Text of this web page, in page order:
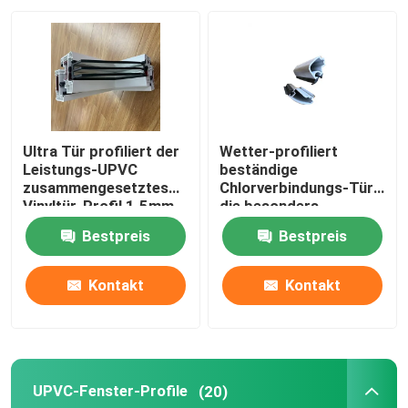
Über uns
Fabrik-Ausflug
Qualitätskontrolle
Treten Sie mit uns in Verbindung
Fordern Sie ein Zitat
UPVC-Fenster-Profile
Ultra Tür profiliert der
Leistungs-UPVC
zusammengesetztes
Vinyltür-Profil 1.5mm -
3mm
Bestpreis
Kontakt
Wetter-profiliert
beständige
Chlorverbindungs-Tür
die besonders
angefertigte
Wärmedämmung
Bestpreis
Kontakt
UPVC-Fenster-Profile (20)